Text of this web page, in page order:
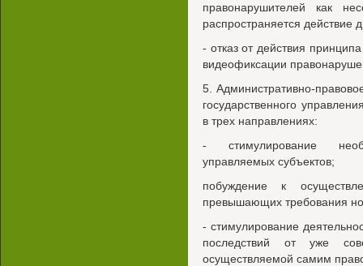
правонарушителей как
распространяется действие
- отказ от действия
видеофиксации
5. Административно-
государственного
в трех направлениях:
- стимулирование
управляемых субъектов;
побуждение к
превышающих требования
- стимулирование
последствий от уже
осуществляемой самим